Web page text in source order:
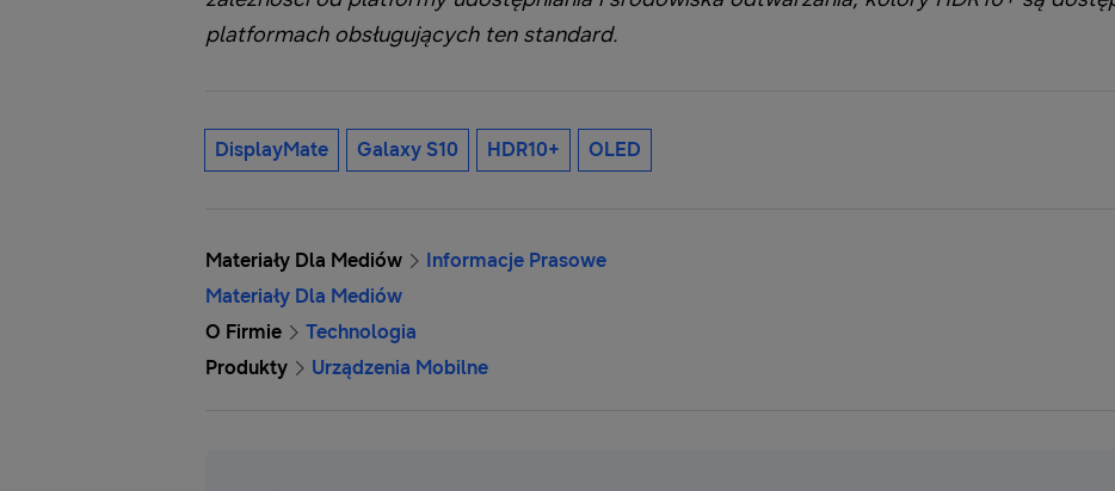
platformach obsługujących ten standard.
DisplayMate Galaxy S10 HDR10+ OLED
Materiały Dla Mediów
Informacje Prasowe
Materiały Dla Mediów
O Firmie
Technologia
Produkty
Urządzenia Mobilne